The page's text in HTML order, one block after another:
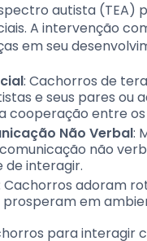
autista (TEA)
A intervenção
em seu
: Cachorros de
e seus pares ou
cooperação entre
Não Verbal:
não
interagir.
Cachorros adoram
em
para interagir